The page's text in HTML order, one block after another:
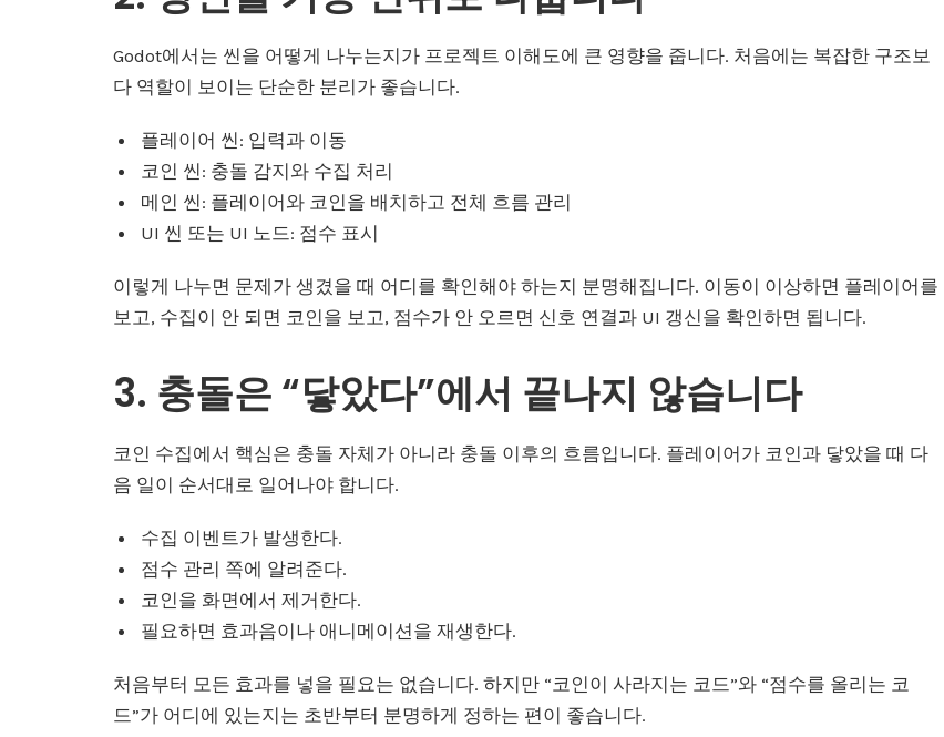
Godot에서는 씬을 어떻게 나누는지가 프로젝트 이해도에 큰 영향을 줍니다. 처음에는 복잡한 구조보
다 역할이 보이는 단순한 분리가 좋습니다.
플레이어 씬: 입력과 이동
코인 씬: 충돌 감지와 수집 처리
메인 씬: 플레이어와 코인을 배치하고 전체 흐름 관리
UI 씬 또는 UI 노드: 점수 표시
이렇게 나누면 문제가 생겼을 때 어디를 확인해야 하는지 분명해집니다. 이동이 이상하면 플레이어를
보고, 수집이 안 되면 코인을 보고, 점수가 안 오르면 신호 연결과 UI 갱신을 확인하면 됩니다.
3. 충돌은 “닿았다”에서 끝나지 않습니다
코인 수집에서 핵심은 충돌 자체가 아니라 충돌 이후의 흐름입니다. 플레이어가 코인과 닿았을 때 다
음 일이 순서대로 일어나야 합니다.
수집 이벤트가 발생한다.
점수 관리 쪽에 알려준다.
코인을 화면에서 제거한다.
필요하면 효과음이나 애니메이션을 재생한다.
처음부터 모든 효과를 넣을 필요는 없습니다. 하지만 “코인이 사라지는 코드”와 “점수를 올리는 코
드”가 어디에 있는지는 초반부터 분명하게 정하는 편이 좋습니다.